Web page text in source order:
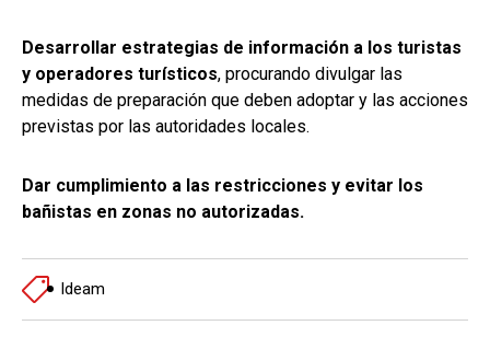
Desarrollar estrategias de información a los turistas
y operadores turísticos, procurando divulgar las
medidas de preparación que deben adoptar y las acciones
previstas por las autoridades locales.
Dar cumplimiento a las restricciones y evitar los
bañistas en zonas no autorizadas.
Ideam